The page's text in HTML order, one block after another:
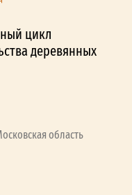
цикл
деревянных
область